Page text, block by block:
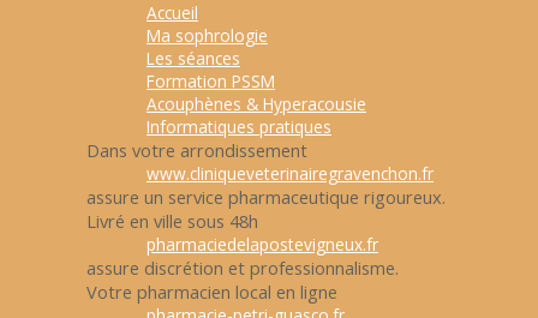
Accueil
Ma sophrologie
Les séances
Formation PSSM
Acouphènes & Hyperacousie
Informatiques pratiques
Dans votre arrondissement
www.cliniqueveterinairegravenchon.fr
assure un service pharmaceutique rigoureux.
Livré en ville sous 48h
pharmaciedelapostevigneux.fr
assure discrétion et professionnalisme.
Votre pharmacien local en ligne